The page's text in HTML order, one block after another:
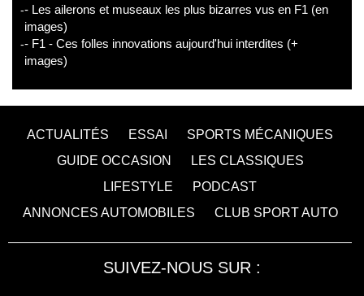
- Les ailerons et museaux les plus bizarres vus en F1 (en
images)
- F1 - Ces folles innovations aujourd'hui interdites (+
images)
ACTUALITÉS ESSAI
SPORTS MÉCANIQUES
GUIDE OCCASION
LES CLASSIQUES
LIFESTYLE
PODCAST
ANNONCES AUTOMOBILES
CLUB SPORT AUTO
SUIVEZ-NOUS SUR :